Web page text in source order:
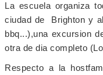
La escuela organiza
ciudad de Brighton y
bbq...),una excursion
otra de dia completo
Respecto a la